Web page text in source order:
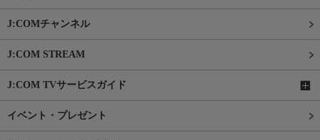
J:COMチャンネル
J:COM STREAM
J:COM TVサービスガイド
イベント・プレゼント